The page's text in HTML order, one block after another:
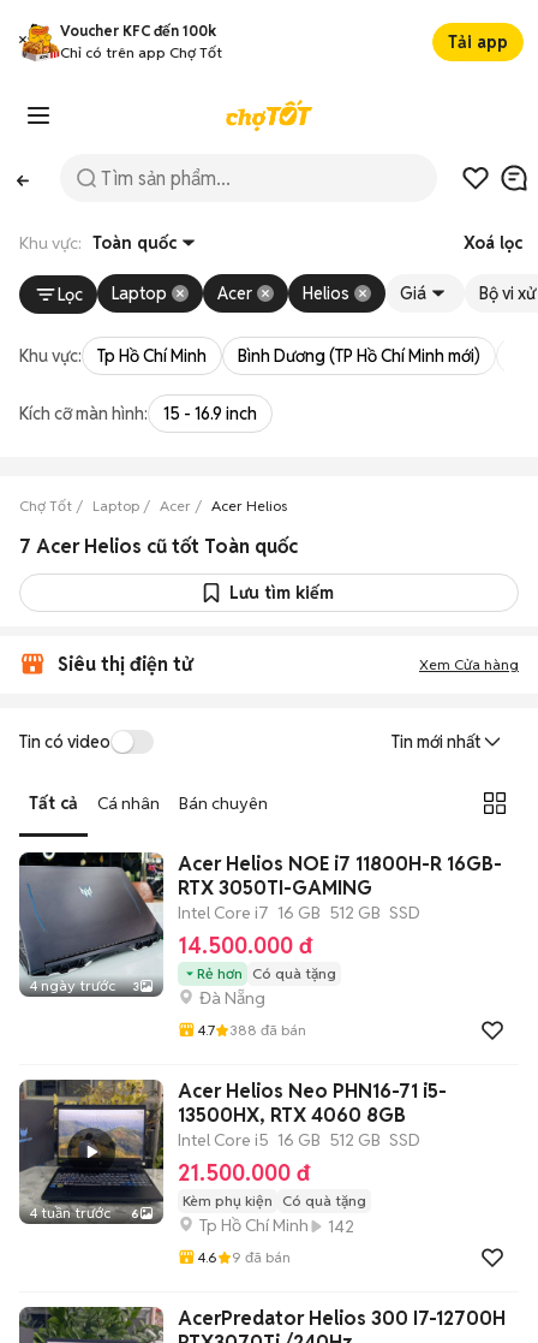
Voucher KFC đến 100k
Chỉ có trên app Chợ Tốt
Tải app
Khu vực: Toàn quốc Xoá lọc
Lọc Laptop Acer Helios Giá Bộ vi
Khu vực: Tp Hồ Chí Minh Bình Dương (TP Hồ Chí Minh mới)
Kích cỡ màn hình: 15 - 16.9 inch
Chợ Tốt Laptop Acer Acer Helios
7 Acer Helios cũ tốt Toàn quốc
Lưu tìm kiếm
Siêu thị điện tử Xem Cửa hàng
Tin có video Tin mới nhất
Tất cả Cá nhân Bán chuyên
4 ngày trước 3
Acer Helios NOE i7 11800H-R 16GB-
RTX 3050TI-GAMING
Intel Core i7 16 GB 512 GB SSD
14.500.000 đ
Rẻ hơn Có quà tặng
Đà Nẵng
4.7 388 đã bán
4 tuần trước 6
Acer Helios Neo PHN16-71 i5-
13500HX, RTX 4060 8GB
Intel Core i5 16 GB 512 GB SSD
21.500.000 đ
Kèm phụ kiện Có quà tặng
Tp Hồ Chí Minh 142
4.6 9 đã bán
AcerPredator Helios 300 I7-12700H